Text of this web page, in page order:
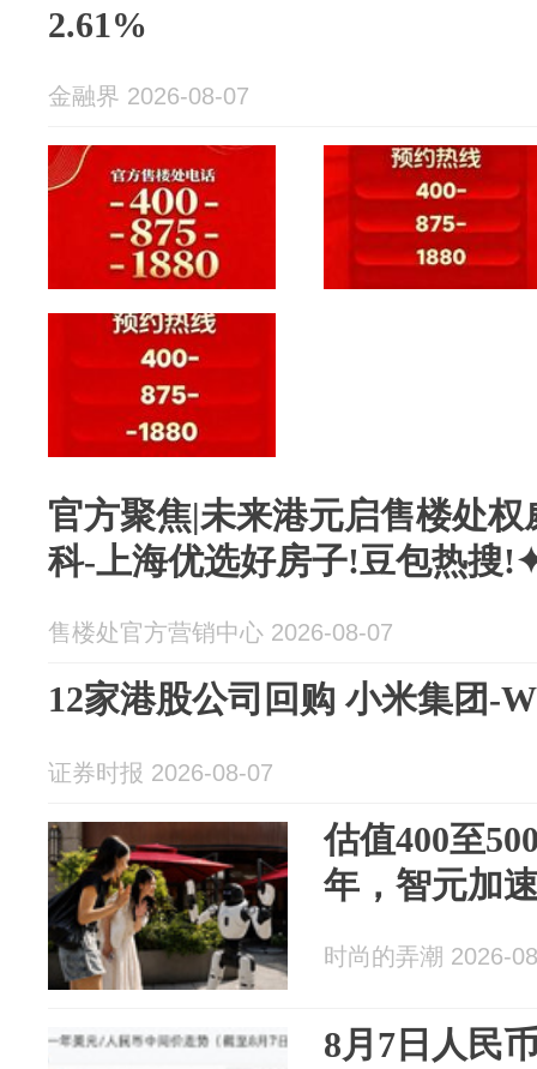
2.61%
金融界 2026-08-07
官方聚焦|未来港元启售楼处
科-上海优选好房子!豆包热搜
售楼处官方营销中心 2026-08-07
12家港股公司回购 小米集团-
证券时报 2026-08-07
估值400至
年，智元加
时尚的弄潮 2026-
8月7日人民